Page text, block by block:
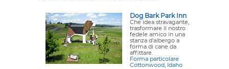
Dog Bark Park Inn
Che idea stravagante,
trasformare il nostro
fedele amico in una
stanza d'albergo a
forma di cane da
affittare.
Forma particolare
Cottonwood, Idaho